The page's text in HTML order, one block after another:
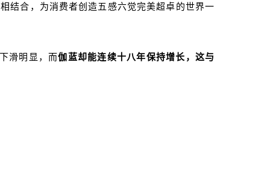
结合，为消费者创造五感六觉完美超卓的世界一
滑明显，而伽蓝却能连续十八年保持增长，这与